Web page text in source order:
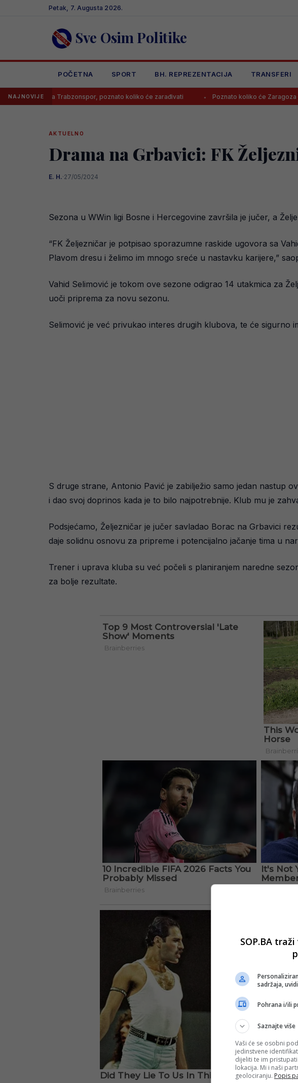
Petak, 7. Augusta 2026.
Sve Osim Politike
POČETNA SPORT BH. REPREZENTACIJA TRANSFERI
NAJNOVIJE
za Trabzonspor, poznato koliko će zarađivati Poznato koliko će Zaragoza zaraditi
AKTUELNO
Drama na Grbavici: FK
E. H.·27/05/2024
Sezona u WWin ligi Bosne i Hercegovine završila je jučer, a
“FK Željezničar je potpisao sporazumne raskide ugovora sa
Plavom dresu i želimo im mnogo sreće u nastavku karijere,”
Vahid Selimović je tokom ove sezone odigrao 14 utakmica za
uoči priprema za novu sezonu.
Selimović je već privukao interes drugih klubova, te će sigurno
S druge strane, Antonio Pavić je zabilježio samo jedan nastup
i dao svoj doprinos kada je to bilo najpotrebnije. Klub mu je
Podsjećamo, Željezničar je jučer savladao Borac na Grbavici
daje solidnu osnovu za pripreme i potencijalno jačanje tima u
Trener i uprava kluba su već počeli s planiranjem naredne
za bolje rezultate.
SOP.BA
sadržaja,
Pohrana i/ili
Saznajte više
Vaši će se osobni
jedinstvene
dijeliti te im
lokacija. Mi i naši
geolociranju. Popis